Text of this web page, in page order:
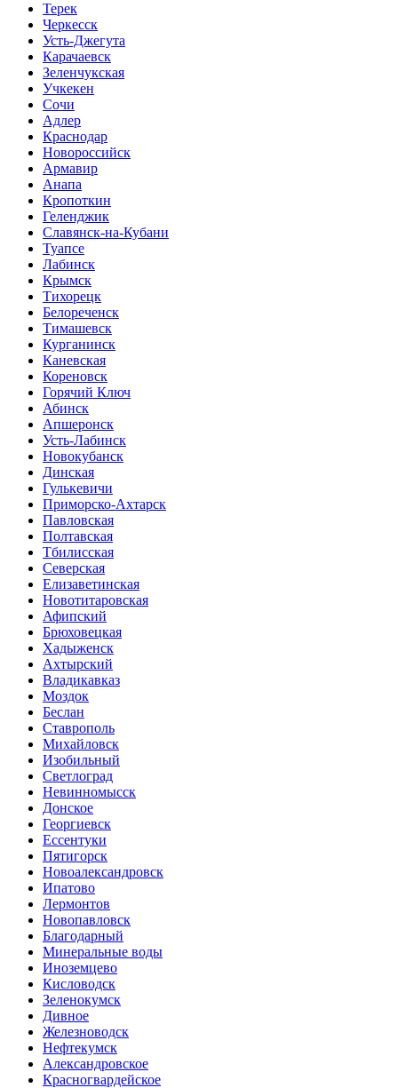
Терек
Черкесск
Усть-Джегута
Карачаевск
Зеленчукская
Учкекен
Сочи
Адлер
Краснодар
Новороссийск
Армавир
Анапа
Кропоткин
Геленджик
Славянск-на-Кубани
Туапсе
Лабинск
Крымск
Тихорецк
Белореченск
Тимашевск
Курганинск
Каневская
Кореновск
Горячий Ключ
Абинск
Апшеронск
Усть-Лабинск
Новокубанск
Динская
Гулькевичи
Приморско-Ахтарск
Павловская
Полтавская
Тбилисская
Северская
Елизаветинская
Новотитаровская
Афипский
Брюховецкая
Хадыженск
Ахтырский
Владикавказ
Моздок
Беслан
Ставрополь
Михайловск
Изобильный
Светлоград
Невинномысск
Донское
Георгиевск
Ессентуки
Пятигорск
Новоалександровск
Ипатово
Лермонтов
Новопавловск
Благодарный
Минеральные воды
Иноземцево
Кисловодск
Зеленокумск
Дивное
Железноводск
Нефтекумск
Александровское
Красногвардейское